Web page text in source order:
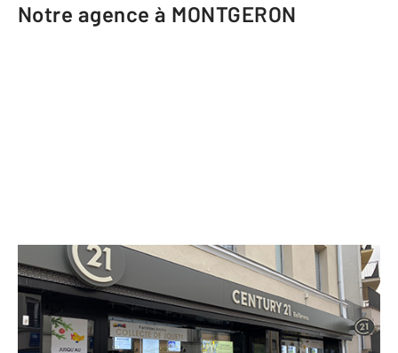
Notre agence à MONTGERON
CENTURY 21 Bellimmo
91 avenue de la République
MONTGERON - 91230